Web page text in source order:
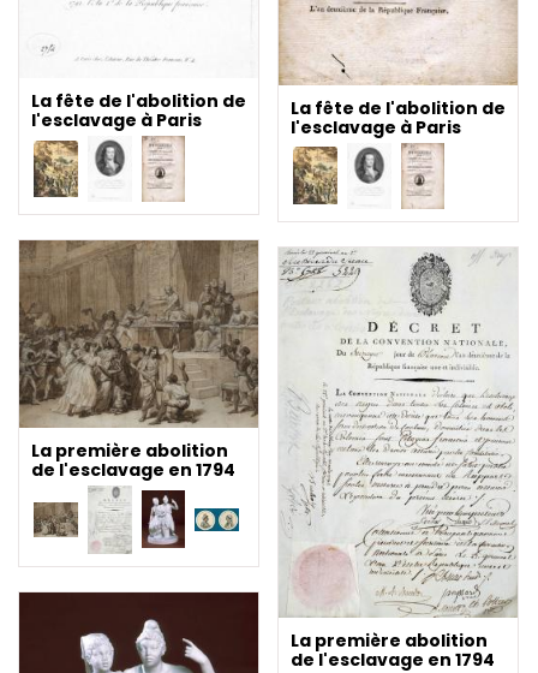
La fête de l'abolition de
l'esclavage à Paris
La fête de l'abolition de
l'esclavage à Paris
La première abolition
de l'esclavage en 1794
La première abolition
de l'esclavage en 1794